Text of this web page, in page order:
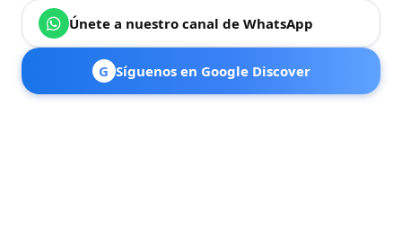
Únete a nuestro canal de WhatsApp
G Síguenos en Google Discover